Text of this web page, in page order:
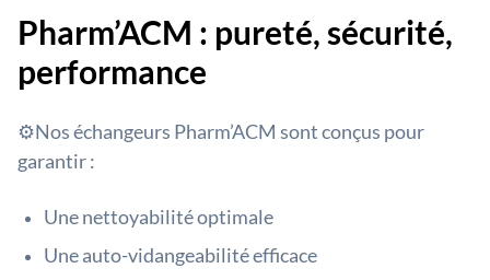
Pharm’ACM : pureté, sécurité,
performance
⚙️Nos échangeurs Pharm’ACM sont conçus pour
garantir :
Une nettoyabilité optimale
Une auto-vidangeabilité efficace